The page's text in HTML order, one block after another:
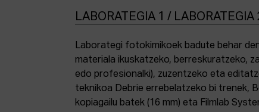
LABORATEGIA 1 / LABORATEGIA
Laborategi fotokimikoek badute behar
materiala ikuskatzeko, berreskuratzeko,
edo profesionalki), zuzentzeko eta
teknikoa Debrie errebelatzeko bi trenek,
kopiagailu batek (16 mm) eta Filmlab